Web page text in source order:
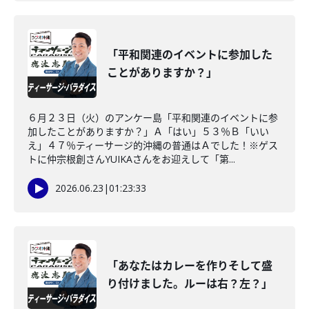
「平和関連のイベントに参加した
ことがありますか？」
６月２３日（火）のアンケー島「平和関連のイベントに参
加したことがありますか？」Ａ「はい」５３％Ｂ「いい
え」４７％ティーサージ的沖縄の普通はＡでした！※ゲス
トに仲宗根創さんYUIKAさんをお迎えして「第...
2026.06.23 |01:23:33
「あなたはカレーを作りそして盛
り付けました。ルーは右？左？」